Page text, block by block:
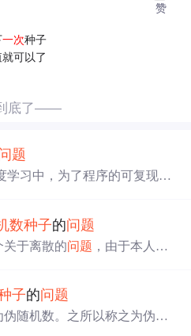
一次种子
可以了
赞
底了——
题
学习中，为了程序的可复现
问题描述： 由于我这里使用
函数没有gen
数种子的问题
于离散的问题 ，由于本人对
概述 在此主要通过Python当中
模块 进入模块源码：比较看
子的问题
随机数。之所以称之为伪是